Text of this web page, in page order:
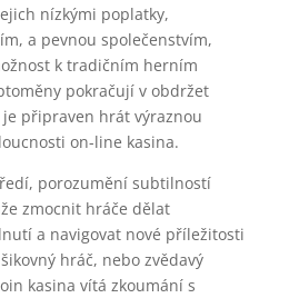
nízkými poplatky,
a pevnou společenstvím,
k tradičním herním
pokračují v obdržet
připraven hrát výraznou
on-line kasina.
porozumění subtilností
zmocnit hráče dělat
a navigovat nové příležitosti
hráč, nebo zvědavý
kasina vítá zkoumání s